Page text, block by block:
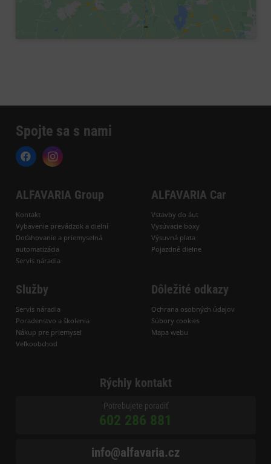
Spojte sa s nami
ALFAVARIA Group
Kontakt
Vybavenie prevádzok a dielní
Doťahovanie a priemyselná
automatizácia
Servis náradia
ALFAVARIA Car
Vstavby do áut
Vysúvacie boxy
Výsuvná plata
Pojazdné dielne
Služby
Servis náradia
Poradenstvo a školenia
Nákup pre priemysel
Veľkoobchod
Dôležité odkazy
Ochrana osobných údajov
Súbory cookies
Mapa webu
Rýchly kontakt
Potrebujete poradiť
602 286 881
info@alfavaria.cz